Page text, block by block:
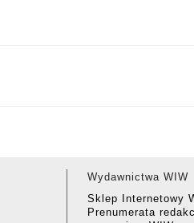
Wydawnictwa WIW
Sklep Internetowy
Prenumerata